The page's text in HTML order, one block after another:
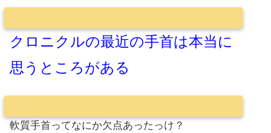
クロニクルの最近の手首は本当に
思うところがある
軟質手首ってなにか欠点あったっけ？